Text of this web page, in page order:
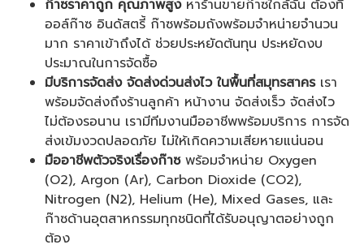
ก๊าซราคาถูก คุณภาพสูง หาร้านขายก๊าซใกล้ฉัน ต้องที่
ออล์ก๊าซ อินดัสตรี้ ก๊าซพร้อมถังพร้อมจำหน่ายจำนวน
มาก ราคาเข้าถึงได้ ช่วยประหยัดต้นทุน ประหยัดงบ
ประมาณในการจัดซื้อ
มีบริการจัดส่ง จัดส่งด่วนส่งไว ในพื้นที่สมุทรสาครเรา
พร้อมจัดส่งถึงร้านลูกค้า หน้างาน จัดส่งเร็ว จัดส่งไว
ไม่ต้องรอนาน เรามีทีมงานมืออาชีพพร้อมบริการ การจัด
ส่งเข้มงวดปลอดภัย ไม่ให้เกิดความเสียหายแน่นอน
มืออาชีพตัวจริงเรื่องก๊าซ พร้อมจำหน่าย Oxygen
(O2), Argon (Ar), Carbon Dioxide (CO2),
Nitrogen (N2), Helium (He), Mixed Gases, และ
ก๊าซด้านอุตสาหกรรมทุกชนิดที่ได้รับอนุญาตอย่างถูก
ต้อง